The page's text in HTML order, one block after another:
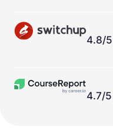
4.8/5
4.7/5